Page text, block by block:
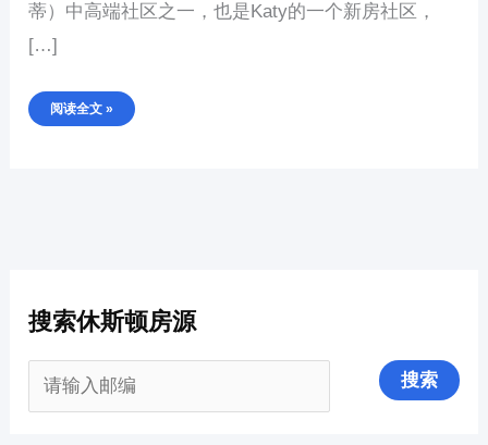
蒂）中高端社区之一，也是Katy的一个新房社区，
[…]
阅读全文 »
搜索休斯顿房源